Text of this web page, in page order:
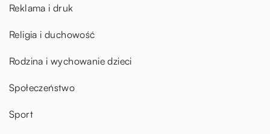
Reklama i druk
Religia i duchowość
Rodzina i wychowanie dzieci
Społeczeństwo
Sport